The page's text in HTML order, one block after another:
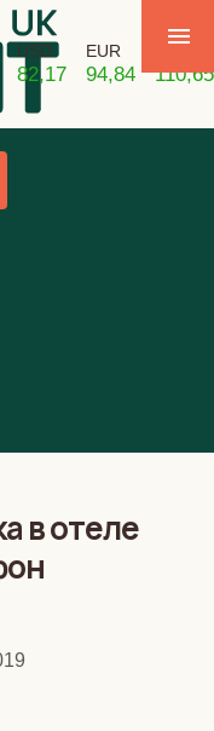
USD
82,17
EUR
94,84 110,65
в отеле